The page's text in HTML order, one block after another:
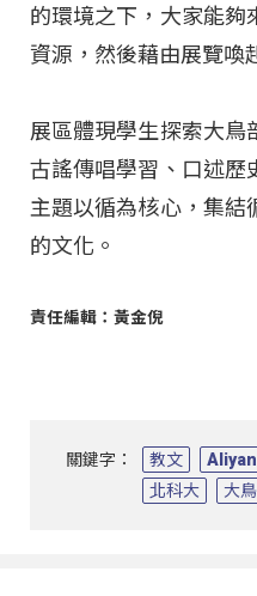
的環境之下，大家能夠
資源，然後藉由展覽喚
展區體現學生探索大鳥
古謠傳唱學習、口述歷
主題以循為核心，集結
的文化。
責任編輯：黃金倪
關鍵字： 教文
北科大
大